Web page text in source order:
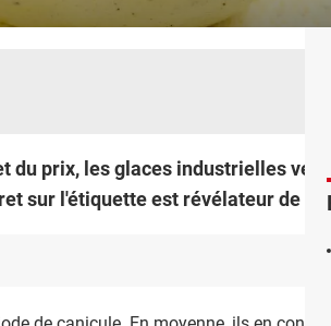
prix, les glaces industrielles
sur l'étiquette est révélateur de